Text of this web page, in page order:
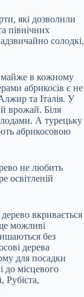
які дозволили
північних
солодкі,
майже в кожному
абрикосів є не
та Італія. У
врожай. Біля
А турецьку
абрикосовою
не любить
освітленій
вкривається
можливі
без
дерева
для посадки
до місцевого
Рубіста,